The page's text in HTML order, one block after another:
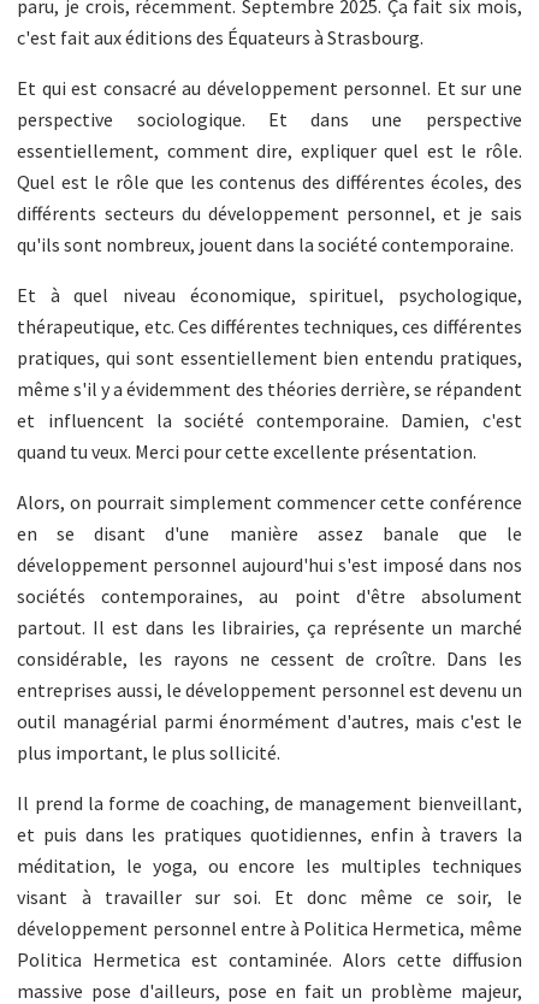
paru, je crois, récemment. Septembre 2025. Ça fait six mois,
c'est fait aux éditions des Équateurs à Strasbourg.
Et qui est consacré au développement personnel. Et sur une
perspective sociologique. Et dans une perspective
essentiellement, comment dire, expliquer quel est le rôle.
Quel est le rôle que les contenus des différentes écoles, des
différents secteurs du développement personnel, et je sais
qu'ils sont nombreux, jouent dans la société contemporaine.
Et à quel niveau économique, spirituel, psychologique,
thérapeutique, etc. Ces différentes techniques, ces différentes
pratiques, qui sont essentiellement bien entendu pratiques,
même s'il y a évidemment des théories derrière, se répandent
et influencent la société contemporaine. Damien, c'est
quand tu veux. Merci pour cette excellente présentation.
Alors, on pourrait simplement commencer cette conférence
en se disant d'une manière assez banale que le
développement personnel aujourd'hui s'est imposé dans nos
sociétés contemporaines, au point d'être absolument
partout. Il est dans les librairies, ça représente un marché
considérable, les rayons ne cessent de croître. Dans les
entreprises aussi, le développement personnel est devenu un
outil managérial parmi énormément d'autres, mais c'est le
plus important, le plus sollicité.
Il prend la forme de coaching, de management bienveillant,
et puis dans les pratiques quotidiennes, enfin à travers la
méditation, le yoga, ou encore les multiples techniques
visant à travailler sur soi. Et donc même ce soir, le
développement personnel entre à Politica Hermetica, même
Politica Hermetica est contaminée. Alors cette diffusion
massive pose d'ailleurs, pose en fait un problème majeur,